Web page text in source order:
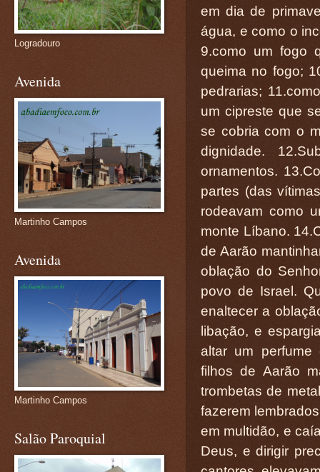
em dia de
água, e como o
9.como um fogo
queima no fogo;
pedrarias;
um cipreste que
se cobria com o
dignidade.
ornamentos.
partes (das
rodeavam como
monte Líbano.
de Aarão
oblação do
povo de Israel.
enaltecer a
libação, e
altar um perfume
filhos de Aarão
trombetas de
fazerem
em multidão, e
Deus, e dirigir
Logradouro
Avenida
Martinho Campos
Avenida
Martinho Campos
Salão Paroquial